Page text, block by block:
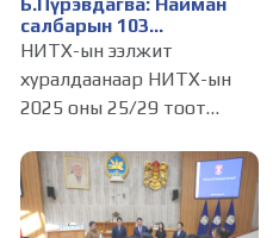
салбарын 103
үйлчилгээний
бүртгэлийг цуцалснаар
бизнес эрхлэхэд таатай
нөхцөл бүрдэнэ
НИТХ-ын ээлжит
хуралдаанаар НИТХ-ын
2025 оны 25/29 тоот
журмын зарим хэсгийг
хүчингүй болгож,
зөвшөөрлийн шинжтэй